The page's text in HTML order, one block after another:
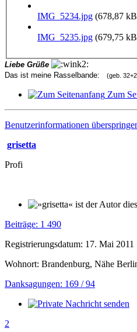
IMG_5234.jpg (678,87
IMG_5235.jpg (679,75
Liebe Grüße
Das ist meine Rasselbande:
(geb.
Zum
Benutzerinformationen
grisetta
Profi
Beiträge: 1 490
Registrierungsdatum: 17. Mai 2011
Wohnort: Brandenburg, Nähe
Danksagungen: 169 / 94
2